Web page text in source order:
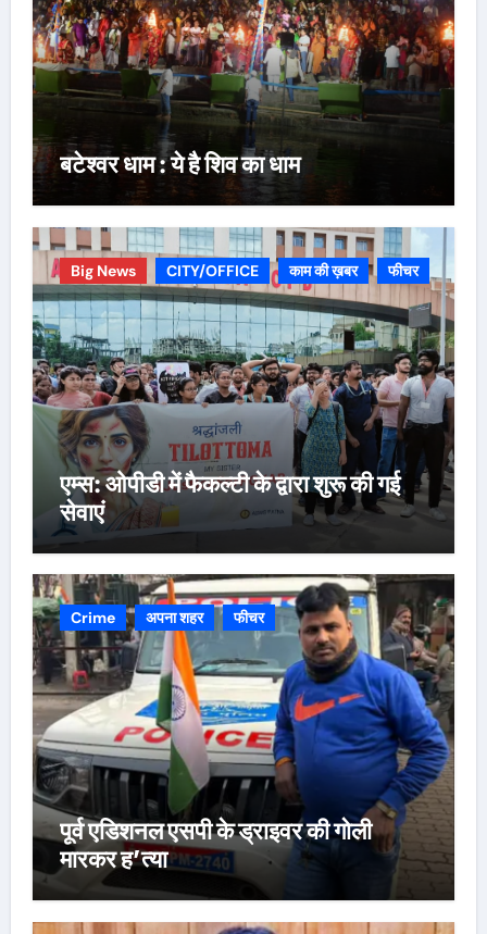
बटेश्वर धाम : ये है शिव का धाम
Big News CITY/OFFICE काम की ख़बर फीचर
एम्स: ओपीडी में फैकल्टी के द्वारा शुरू की गई
सेवाएं
Crime अपना शहर फीचर
पूर्व एडिशनल एसपी के ड्राइवर की गोली
मारकर ह’त्या